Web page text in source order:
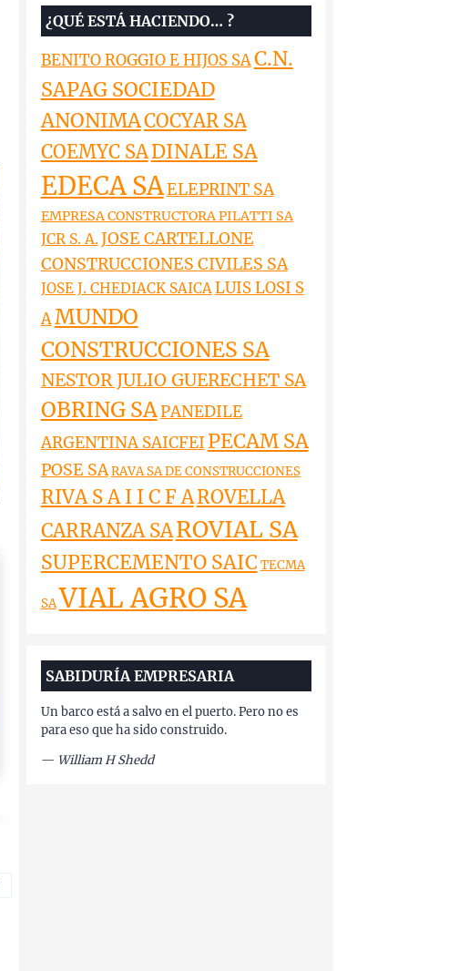
¿QUÉ ESTÁ HACIENDO… ?
BENITO ROGGIO E HIJOS SAC.N.
SAPAG SOCIEDAD
ANONIMACOCYAR SA
COEMYC SADINALE SA
EDECA SAELEPRINT SA
EMPRESA CONSTRUCTORA PILATTI SA
JCR S. A.JOSE CARTELLONE
CONSTRUCCIONES CIVILES SA
JOSE J. CHEDIACK SAICALUIS LOSI S
AMUNDO
CONSTRUCCIONES SA
NESTOR JULIO GUERECHET SA
OBRING SAPANEDILE
ARGENTINA SAICFEI PECAM SA
POSE SARAVA SA DE CONSTRUCCIONES
RIVA S A I I C F AROVELLA
CARRANZA SAROVIAL SA
SUPERCEMENTO SAIC TECMA
SAVIAL AGRO SA
SABIDURÍA EMPRESARIA
Un barco está a salvo en el puerto. Pero no es
para eso que ha sido construido.
— William H Shedd